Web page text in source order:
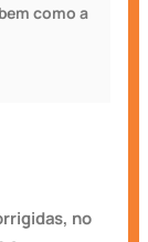
como a
no